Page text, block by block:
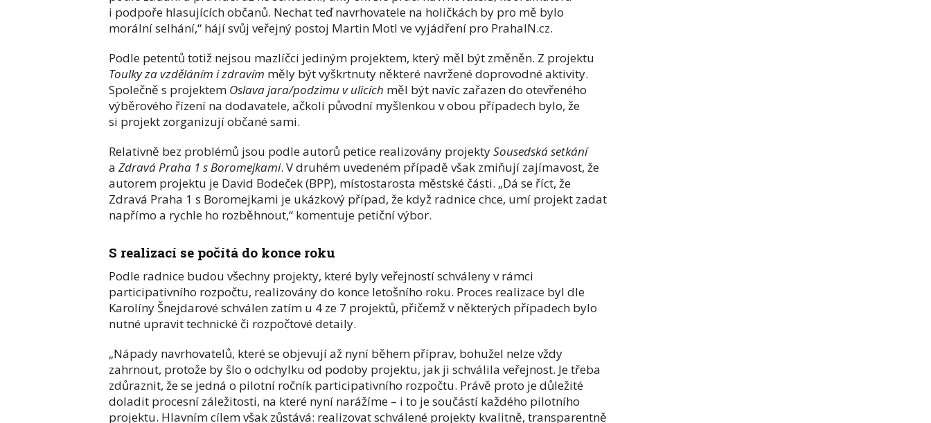
i podpoře hlasujících občanů. Nechat teď navrhovatele na holičkách by pro mě bylo
morální selhání,“ hájí svůj veřejný postoj Martin Motl ve vyjádření pro PrahaIN.cz.
Podle petentů totiž nejsou mazlíčci jediným projektem, který měl být změněn. Z projektu
Toulky za vzděláním i zdravím měly být vyškrtnuty některé navržené doprovodné aktivity.
Společně s projektem Oslava jara/podzimu v ulicích měl být navíc zařazen do otevřeného
výběrového řízení na dodavatele, ačkoli původní myšlenkou v obou případech bylo, že
si projekt zorganizují občané sami.
Relativně bez problémů jsou podle autorů petice realizovány projektySousedská setkání
a Zdravá Praha 1 s Boromejkami. V druhém uvedeném případě však zmiňují zajímavost, že
autorem projektu je David Bodeček (BPP), místostarosta městské části. „Dá se říct, že
Zdravá Praha 1 s Boromejkami je ukázkový případ, že když radnice chce, umí projekt zadat
napřímo a rychle ho rozběhnout,“ komentuje petiční výbor.
S realizací se počítá do konce roku
Podle radnice budou všechny projekty, které byly veřejností schváleny v rámci
participativního rozpočtu, realizovány do konce letošního roku. Proces realizace byl dle
Karolíny Šnejdarové schválen zatím u 4 ze 7 projektů, přičemž v některých případech bylo
nutné upravit technické či rozpočtové detaily.
„Nápady navrhovatelů, které se objevují až nyní během příprav, bohužel nelze vždy
zahrnout, protože by šlo o odchylku od podoby projektu, jak ji schválila veřejnost. Je třeba
zdůraznit, že se jedná o pilotní ročník participativního rozpočtu. Právě proto je důležité
doladit procesní záležitosti, na které nyní narážíme – i to je součástí každého pilotního
projektu. Hlavním cílem však zůstává: realizovat schválené projekty kvalitně, transparentně